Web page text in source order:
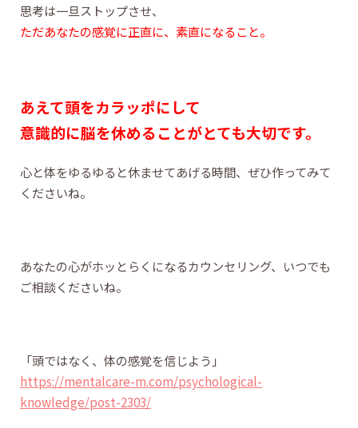
思考は一旦ストップさせ、
ただあなたの感覚に正直に、素直になること。
あえて頭をカラッポにして
意識的に脳を休めることがとても大切です。
心と体をゆるゆると休ませてあげる時間、ぜひ作ってみて
くださいね。
あなたの心がホッとらくになるカウンセリング、いつでも
ご相談くださいね。
「頭ではなく、体の感覚を信じよう」
https://mentalcare-m.com/psychological-
knowledge/post-2303/